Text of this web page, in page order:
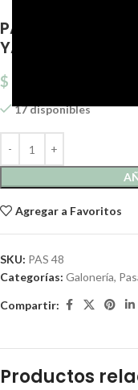
PASAMANERIA
YARDAS.
$
17 disponibles
Agregar a Favoritos
SKU: PAS 48
Categorías: Galonería,
Compartir:
Productos